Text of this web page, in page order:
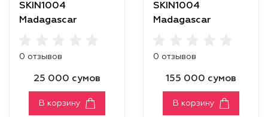
SKIN1004
Madagascar
0 отзывов
25 000 сумов
В корзину
SKIN1004
Madagascar
0 отзывов
155 000 сумов
В корзину